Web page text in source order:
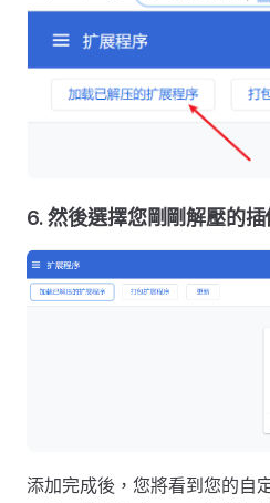
6. 然後選擇您剛剛解壓的插
添加完成後，您將看到您的自